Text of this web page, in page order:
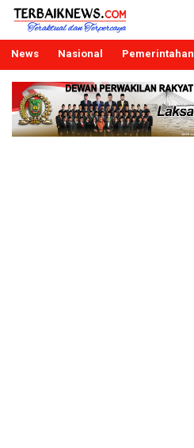
Terbaiknews
Teraktual dan Terpercaya
News Nasional Pemerintahan